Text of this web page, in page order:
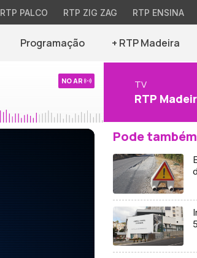
RTP PALCO RTP ZIG ZAG RTP ENSINA
Programação + RTP Madeira
NO AR TV
RTP
Pode